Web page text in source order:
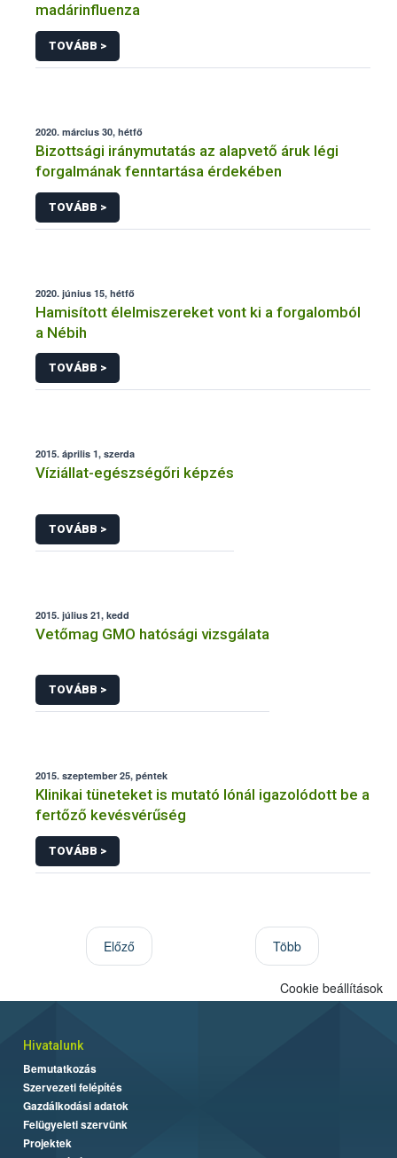
madárinfluenza
TOVÁBB >
2020. március 30, hétfő
Bizottsági iránymutatás az alapvető áruk légi
forgalmának fenntartása érdekében
TOVÁBB >
2020. június 15, hétfő
Hamisított élelmiszereket vont ki a forgalomból
a Nébih
TOVÁBB >
2015. április 1, szerda
Víziállat-egészségőri képzés
TOVÁBB >
2015. július 21, kedd
Vetőmag GMO hatósági vizsgálata
TOVÁBB >
2015. szeptember 25, péntek
Klinikai tüneteket is mutató lónál igazolódott be a
fertőző kevésvérűség
TOVÁBB >
Előző Több
Cookie beállítások
Hivatalunk
Bemutatkozás
Szervezeti felépítés
Gazdálkodási adatok
Felügyeleti szervünk
Projektek